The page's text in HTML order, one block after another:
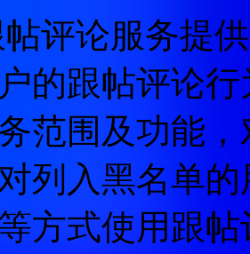
评论服务提
的跟帖评论
范围及功能
列入黑名单
方式使用跟